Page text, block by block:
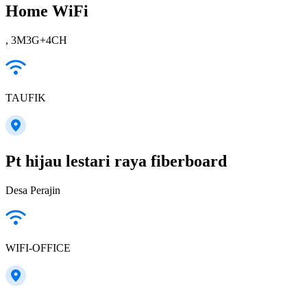
Home WiFi
, 3M3G+4CH
TAUFIK
Pt hijau lestari raya fiberboard
Desa Perajin
WIFI-OFFICE